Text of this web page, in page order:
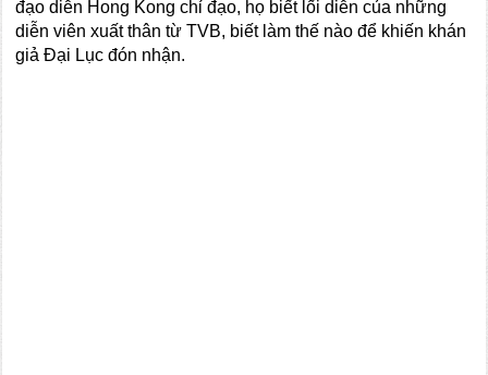
đạo diễn Hong Kong chỉ đạo, họ biết lối diễn của những
diễn viên xuất thân từ TVB, biết làm thế nào để khiến khán
giả Đại Lục đón nhận.